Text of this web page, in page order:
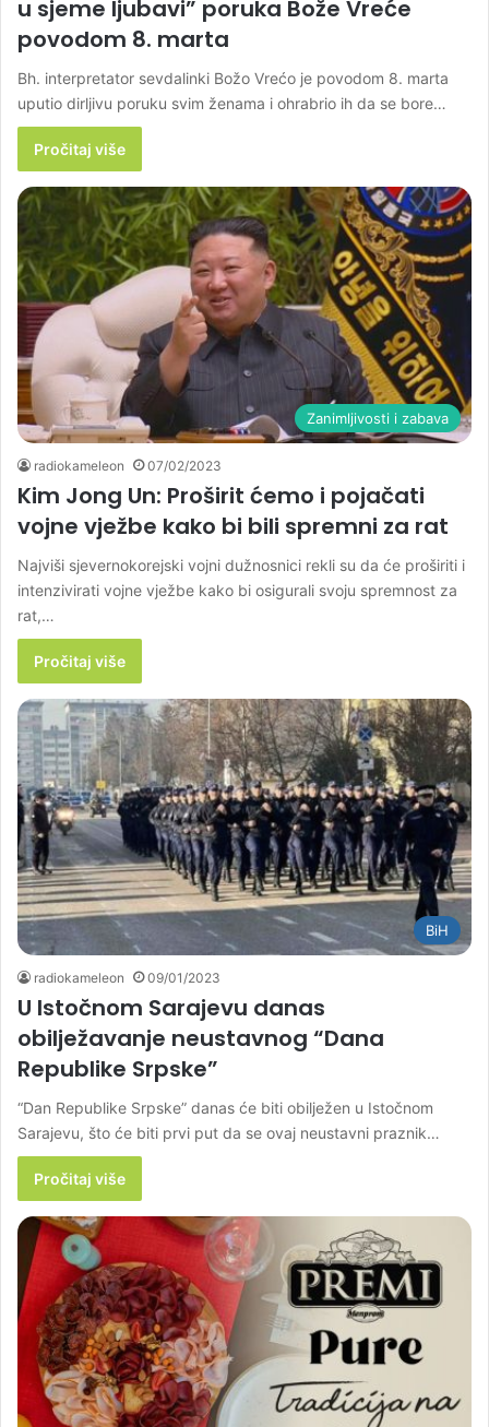
u sjeme ljubavi” poruka Bože Vreće
povodom 8. marta
Bh. interpretator sevdalinki Božo Vrećo je povodom 8. marta
uputio dirljivu poruku svim ženama i ohrabrio ih da se bore…
Pročitaj više
Zanimljivosti i zabava
radiokameleon 07/02/2023
Kim Jong Un: Proširit ćemo i pojačati
vojne vježbe kako bi bili spremni za rat
Najviši sjevernokorejski vojni dužnosnici rekli su da će proširiti i
intenzivirati vojne vježbe kako bi osigurali svoju spremnost za
rat,…
Pročitaj više
BiH
radiokameleon 09/01/2023
U Istočnom Sarajevu danas
obilježavanje neustavnog “Dana
Republike Srpske”
“Dan Republike Srpske” danas će biti obilježen u Istočnom
Sarajevu, što će biti prvi put da se ovaj neustavni praznik…
Pročitaj više